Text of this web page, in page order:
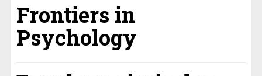
Frontiers in
Psychology